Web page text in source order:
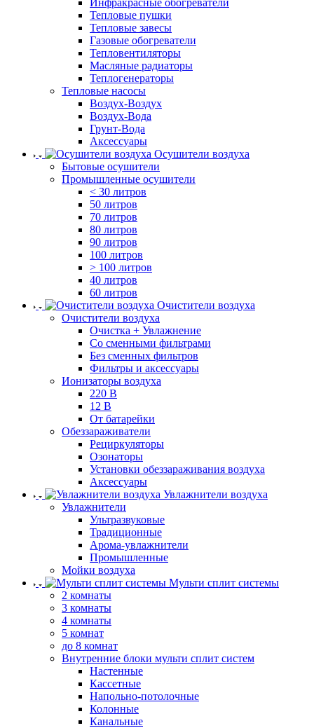
Инфракрасные обогреватели
Тепловые пушки
Тепловые завесы
Газовые обогреватели
Тепловентиляторы
Масляные радиаторы
Теплогенераторы
Тепловые насосы
Воздух-Воздух
Воздух-Вода
Грунт-Вода
Аксессуары
Осушители воздуха
Бытовые осушители
Промышленные осушители
< 30 литров
50 литров
70 литров
80 литров
90 литров
100 литров
> 100 литров
40 литров
60 литров
Очистители воздуха
Очистители воздуха
Очистка + Увлажнение
Cо сменными фильтрами
Без сменных фильтров
Фильтры и аксессуары
Ионизаторы воздуха
220 В
12 В
От батарейки
Обеззараживатели
Рециркуляторы
Озонаторы
Установки обеззараживания воздуха
Аксессуары
Увлажнители воздуха
Увлажнители
Ультразвуковые
Традиционные
Арома-увлажнители
Промышленные
Мойки воздуха
Мульти сплит системы
2 комнаты
3 комнаты
4 комнаты
5 комнат
до 8 комнат
Внутренние блоки мульти сплит систем
Настенные
Кассетные
Напольно-потолочные
Колонные
Канальные